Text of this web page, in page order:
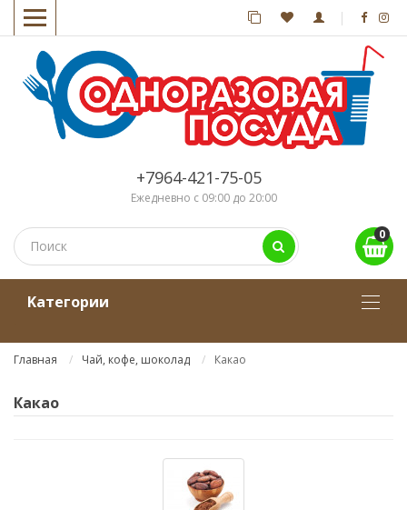
+7964-421-75-05
Ежедневно с 09:00 до 20:00
0
Kатегории
Главная Чай, кофе, шоколад Какао
Какао